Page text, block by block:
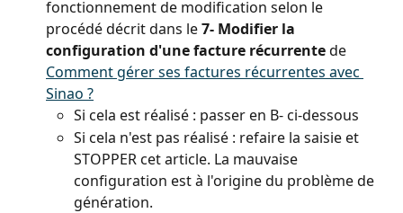
fonctionnement de modification selon le
procédé décrit dans le 7- Modifier la
configuration d'une facture récurrente de
Comment gérer ses factures récurrentes avec
Sinao ?
Si cela est réalisé : passer en B- ci-dessous
Si cela n'est pas réalisé : refaire la saisie et
STOPPER cet article. La mauvaise
configuration est à l'origine du problème de
génération.